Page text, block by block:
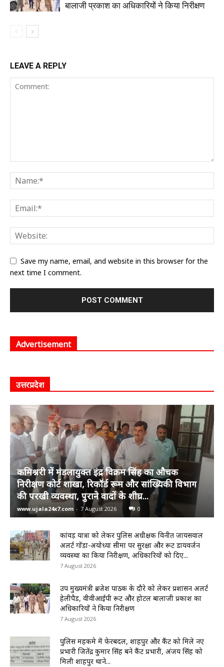
बालाजी प्रकाश का अधिकारियों ने किया निरीक्षण
LEAVE A REPLY
Save my name, email, and website in this browser for the
next time I comment.
Advertisement
उत्तरप्रदेश
कमिश्नरी में मंडलायुक्त इंद्र विक्रम सिंह का औचक
निरीक्षण कोर्ट शाखा, रिकॉर्ड रूम और सांख्यिकी विभाग
की परखी व्यवस्था, पुराने वादों के शीघ्र...
www.ujala24x7.com - 7 August 2026 0
कांवड़ यात्रा को लेकर पुलिस अधीक्षक विनीत जायसवाल
अलर्ट गोंडा-अयोध्या सीमा पर सुरक्षा और रूट डायवर्जन
व्यवस्था का किया निरीक्षण, अधिकारियों को दिए...
7 August 2026
उप मुख्यमंत्री ब्रजेश पाठक के दौरे को लेकर प्रशासन अलर्ट
हेलीपैड, वीवीआईपी रूट और होटल बालाजी प्रकाश का
अधिकारियों ने किया निरीक्षण
7 August 2026
पुलिस महकमे में फेरबदल, शाहपुर और कैंट को मिले नए
प्रभारी जितेंद्र कुमार सिंह बने कैंट प्रभारी, अंजय सिंह को
मिली शाहपुर थाने...